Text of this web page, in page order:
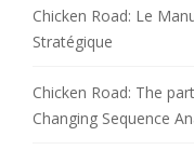
Chicken Road: Le
Stratégique
Chicken Road: The
Changing Sequence